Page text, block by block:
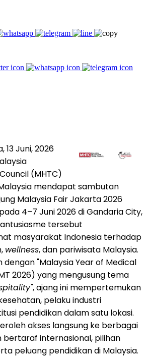
,13 Juni, 2026
(MHTC)
mendapat sambutan
Malaysia Fair Jakarta 2026
4–7 Juni 2026 di Gandaria City,
tersebut
masyarakat Indonesia terhadap
wellness, dan pariwisata Malaysia.
"Malaysia Year of Medical
2026) yang mengusung tema
, ajang ini mempertemukan
pelaku industri
pendidikan dalam satu lokasi.
akses langsung ke berbagai
bertaraf internasional, pilihan
peluang pendidikan di Malaysia.